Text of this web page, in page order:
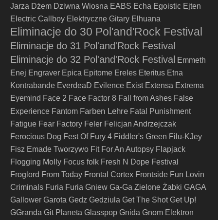
Jarza Dżem Dziwna Wiosna EABS Echa Egoistic Ejten
Electric Callboy Elektryczne Gitary Elhuana
Eliminacje do 30 Pol'and'Rock Festival
Eliminacje do 31 Pol'and'Rock Festival
Eliminacje do 32 Pol'and'Rock Festival Emmeth
Enej Engraver Epica Epitome Ereles Eteritus Etna
Kontrabande EverdeaD Evilence Exist Extensa Extrema
Eyemind Face 2 Face Factor 8 Fall from Ashes False
Experience Fantom Farben Lehre Fatal Punishment
Fatigue Fear Factory Feler Felicjan Andrzejczak
Ferocious Dog Fest Of Fury 4 Fiddler's Green Filu-KJey
Fisz Emade Tworzywo Fit For An Autopsy Flapjack
Flogging Molly Focus folk Fresh N Dope Festival
Froglord From Today Frontal Cortex Frontside Fun Lovin
Criminals Furia Furia Gniew Ga-Ga Zielone Żabki GAGA
Gallower Garota Gedz Gedziula Get The Shot Get Up!
GGranda Git Planeta Glasspop Gnida Gnom Elektron